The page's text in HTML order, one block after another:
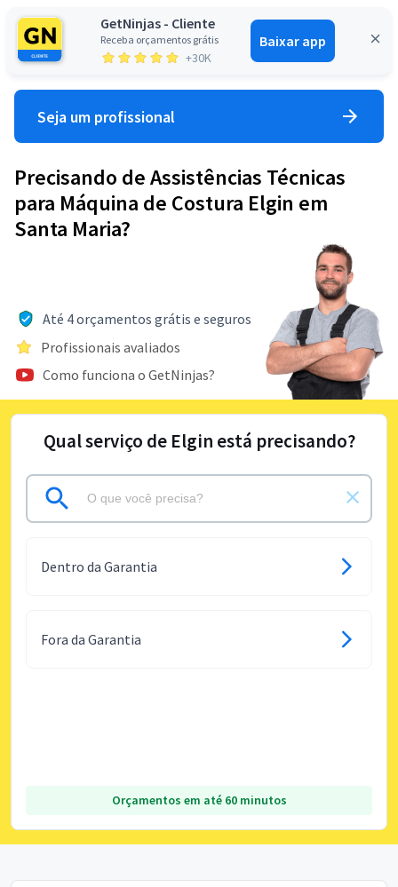
GetNinjas - Cliente
Receba orçamentos grátis
+30K
Baixar app
Entrar
Seja um profissional
Precisando de Assistências Técnicas
para Máquina de Costura Elgin em
Santa Maria?
Até 4 orçamentos grátis e seguros
Profissionais avaliados
Como funciona o GetNinjas?
Qual serviço de Elgin está precisando?
Dentro da Garantia
Fora da Garantia
Orçamentos em até 60 minutos